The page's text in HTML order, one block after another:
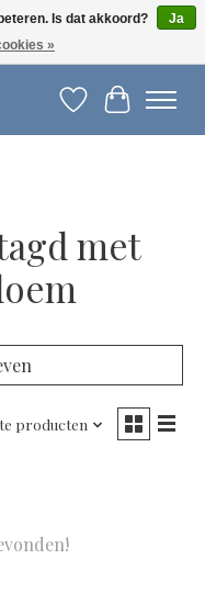
Verlanglijst
met
producten
Is dat akkoord?
Ja
»